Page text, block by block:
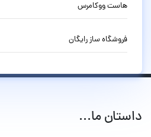
هاست ووکامرس
فروشگاه ساز رایگان
داستان ما...